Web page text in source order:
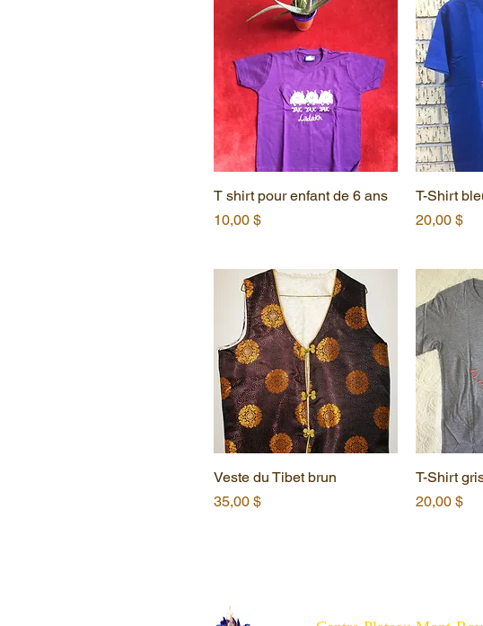
Aperçu rapide
T shirt pour enfant de 6 ans
Prix
10,00 $
T-Shirt
Prix
20,00 $
Aperçu rapide
Veste du Tibet brun
Prix
35,00 $
T-Shirt
Prix
20,00 $